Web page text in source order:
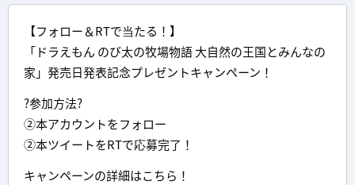
【フォロー＆RTで当たる！】
「ドラえもん のび太の牧場物語 大自然の王国とみんなの
家」発売日発表記念プレゼントキャンペーン！
?参加方法?
②本アカウントをフォロー
②本ツイートをRTで応募完了！
キャンペーンの詳細はこちら！